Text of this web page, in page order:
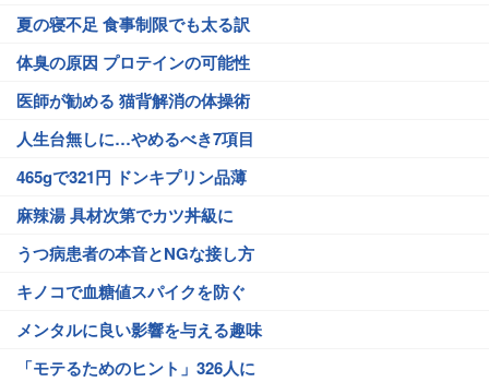
夏の寝不足 食事制限でも太る訳
体臭の原因 プロテインの可能性
医師が勧める 猫背解消の体操術
人生台無しに…やめるべき7項目
465gで321円 ドンキプリン品薄
麻辣湯 具材次第でカツ丼級に
うつ病患者の本音とNGな接し方
キノコで血糖値スパイクを防ぐ
メンタルに良い影響を与える趣味
「モテるためのヒント」326人に